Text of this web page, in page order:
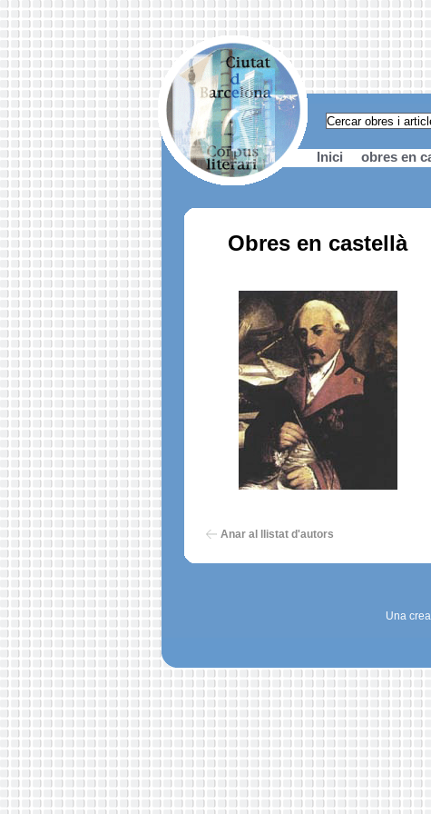
Inici obres en
Obres en castellà
Anar al llistat d'autors
Una